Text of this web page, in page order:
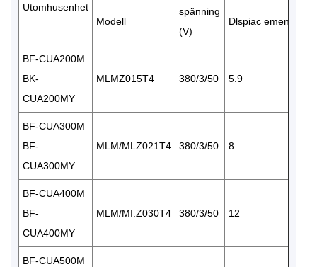
Utomhusenhet
Modell
spänning
(V)
Dlspiac ement(m³/
BF-CUA200M
BK-
CUA200MY
MLMZ015T4 380/3/50 5.9
BF-CUA300M
BF-
CUA300MY
MLM/MLZ021T4 380/3/50 8
BF-CUA400M
BF-
CUA400MY
MLM/MI.Z030T4 380/3/50 12
BF-CUA500M